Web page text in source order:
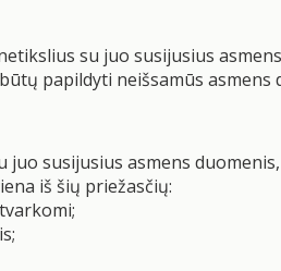
su juo susijusius
papildyti neišsamūs asmens
susijusius asmens
iš šių priežasčių: